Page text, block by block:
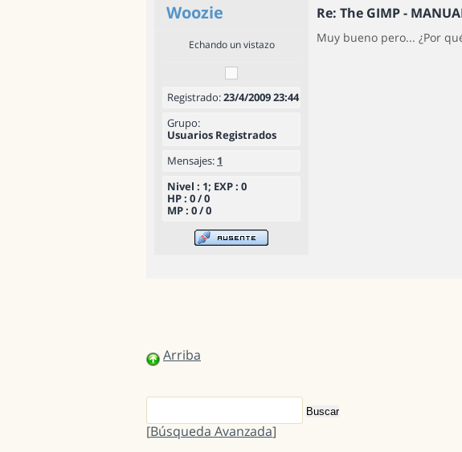
Woozie Re: The GIMP -
Echando un vistazo
Registrado:23/4/2009 23:44
Grupo:
Usuarios Registrados
Mensajes: 1
Nivel : 1; EXP : 0
HP : 0 / 0
MP : 0 / 0
Muy bueno pero... ¿Por
Arriba
[Búsqueda Avanzada]